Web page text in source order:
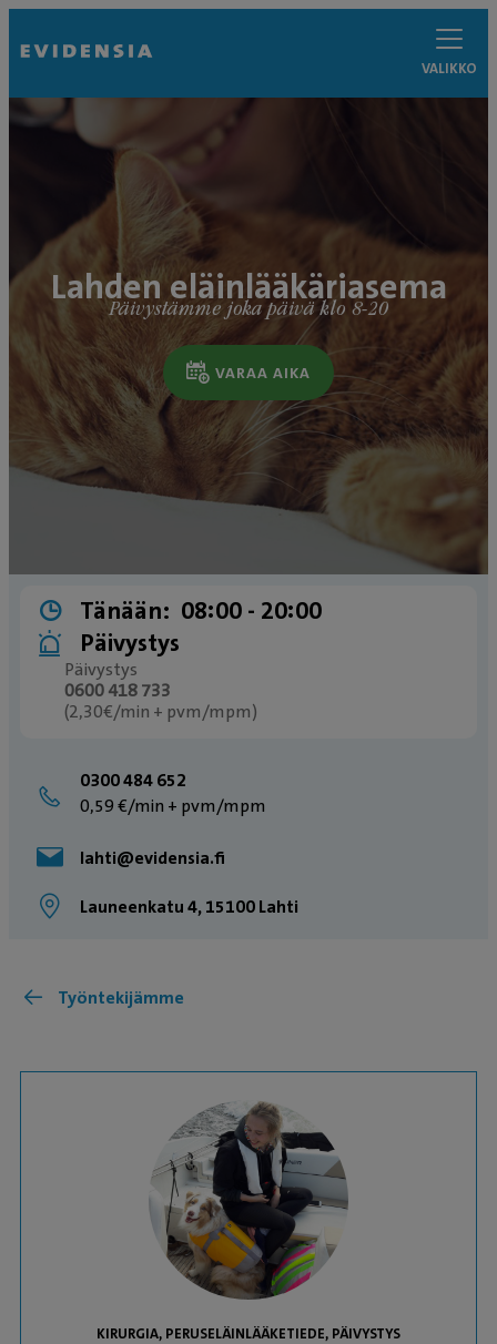
VALIKKO
Lahden eläinlääkäriasema
Päivystämme joka päivä klo 8-20
VARAA AIKA
Tänään: 08:00 ­- 20:00
Päivystys
Päivystys
0600 418 733
(2,30€/min + pvm/mpm)
0300 484 652
0,59 €/min + pvm/mpm
lahti@evidensia.fi
Launeenkatu 4, 15100 Lahti
Työntekijämme
KIRURGIA, PERUSELÄINLÄÄKETIEDE, PÄIVYSTYS